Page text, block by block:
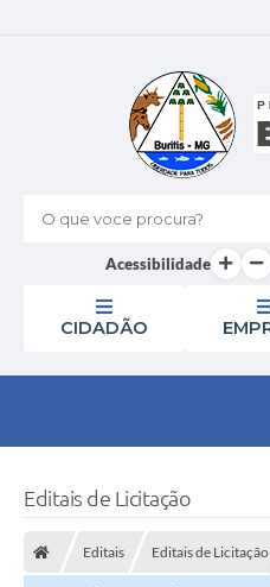
O que voce procura?
Acessibilidade
CIDADÃO
Editais de Licitação
Editais Editais de Licitação